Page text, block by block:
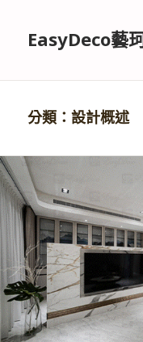
EasyDeco藝
分類：設計概述